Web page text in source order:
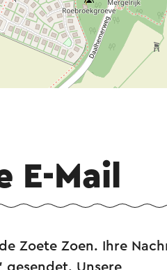
E-Mail
Zoete Zoen. Ihre
gesendet. Unsere